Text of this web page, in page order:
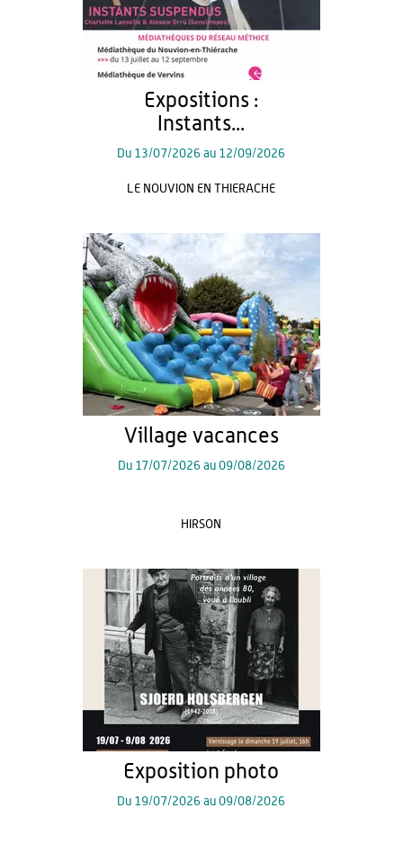
Expositions :
Instants...
Du 13/07/2026 au 12/09/2026
LE NOUVION EN THIERACHE
Village vacances
Du 17/07/2026 au 09/08/2026
HIRSON
Exposition photo
Du 19/07/2026 au09/08/2026